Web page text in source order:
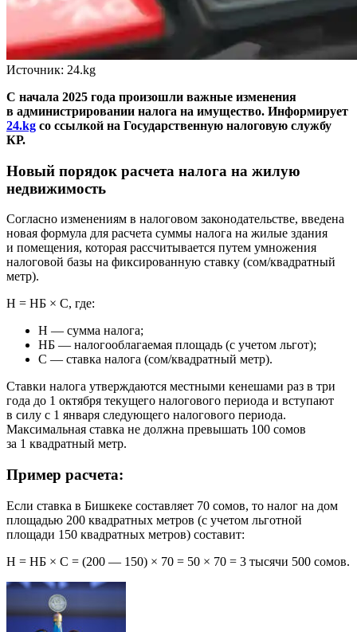
Источник: 24.kg
С начала 2025 года произошли важные изменения
в администрировании налога на имущество. Информирует
24.kg со ссылкой на Государственную налоговую службу
КР.
Новый порядок расчета налога на жилую
недвижимость
Согласно изменениям в налоговом законодательстве, введена
новая формула для расчета суммы налога на жилые здания
и помещения, которая рассчитывается путем умножения
налоговой базы на фиксированную ставку (сом/квадратный
метр).
Н = НБ × С, где:
Н — сумма налога;
НБ — налогооблагаемая площадь (с учетом льгот);
С — ставка налога (сом/квадратный метр).
Ставки налога утверждаются местными кенешами раз в три
года до 1 октября текущего налогового периода и вступают
в силу с 1 января следующего налогового периода.
Максимальная ставка не должна превышать 100 сомов
за 1 квадратный метр.
Пример расчета:
Если ставка в Бишкеке составляет 70 сомов, то налог на дом
площадью 200 квадратных метров (с учетом льготной
площади 150 квадратных метров) составит:
Н = НБ × С = (200 — 150) × 70 = 50 × 70 = 3 тысячи 500 сомов.